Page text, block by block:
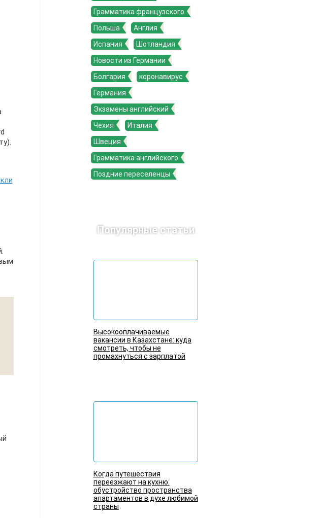
Грамматика французского
Польша
Англия
Испания
Шотландия
Новости из Германии
Болгария
коронавирус
Германия
Экзамены английский
Чехия
Италия
Швеция
Грамматика английского
Поздние переселенцы
Популярные статьи
Высокооплачиваемые
вакансии в Казахстане: куда
смотреть, чтобы не
промахнуться с зарплатой
Когда путешествия
переезжают на кухню:
обустройство пространства
апартаментов в духе любимой
страны